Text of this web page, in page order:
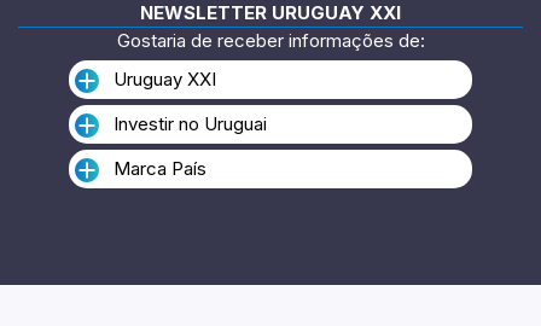
NEWSLETTER URUGUAY XXI
Gostaria de receber informações de:
Uruguay XXI
Investir no Uruguai
Marca País